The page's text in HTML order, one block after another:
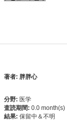
著者: 胖胖心
分野: 医学
査読期間: 0.0 month(s)
結果: 保留中＆不明